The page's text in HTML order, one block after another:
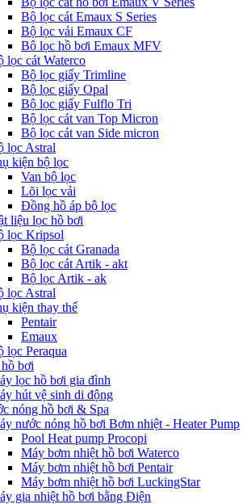
Bộ lọc cát Emaux S Series
Bộ lọc vải Emaux CF
Bô lọc hồ bơi Emaux MFV
lọc cát Waterco
Bộ lọc giấy Trimline
Bộ lọc giấy Opal
Bộ lọc giấy Fulflo Tri
Bộ lọc cát van Top Micron
Bộ lọc cát van Side micron
lọc Astral
kiện bộ lọc
Van bộ lọc
Lõi lọc vải
Đồng hồ áp bộ lọc
liệu lọc hồ bơi
lọc Kripsol
Bộ lọc cát Granada
Bộ lọc cát Artik - akt
Bộ lọc Artik - ak
lọc Astral
kiện thay thế
Pentair
Emaux
lọc Peraqua
bơi
lọc hồ bơi gia đình
hút vệ sinh di động
nóng hồ bơi & Spa
nước nóng hồ bơi Bơm nhiệt - Heater Pump
Pool Heat pump Procopi
Máy bơm nhiệt hồ bơi Waterco
Máy bơm nhiệt hồ bơi Pentair
Máy bơm nhiệt hồ bơi LuckingStar
gia nhiệt hồ bơi bằng Điện